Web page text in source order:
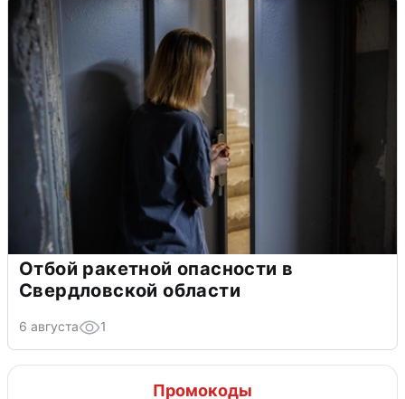
Отбой ракетной опасности в
Свердловской области
6 августа 1
Промокоды